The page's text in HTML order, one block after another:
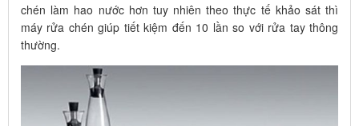
chén làm hao nước hơn tuy nhiên theo thực tế khảo sát thì
máy rửa chén giúp tiết kiệm đến 10 lần so với rửa tay thông
thường.